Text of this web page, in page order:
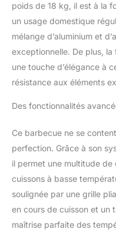
poids de 18 kg, il est à la
un usage domestique
mélange d’aluminium et
exceptionnelle. De plus,
une touche d’élégance à
résistance aux éléments
Des fonctionnalités
Ce barbecue ne se
perfection. Grâce à son
il permet une multitude de
cuissons à basse
soulignée par une grille
en cours de cuisson et un
maîtrise parfaite des